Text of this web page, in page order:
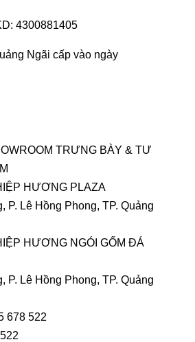
4300881405
Ngãi cấp vào ngày
TRƯNG BÀY & TƯ
HƯƠNG PLAZA
P. Lê Hồng Phong, TP. Quảng
HƯƠNG NGÓI GỐM ĐÁ
P. Lê Hồng Phong, TP. Quảng
678 522